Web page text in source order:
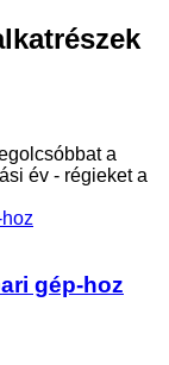
a
év - régieket a
gép-hoz